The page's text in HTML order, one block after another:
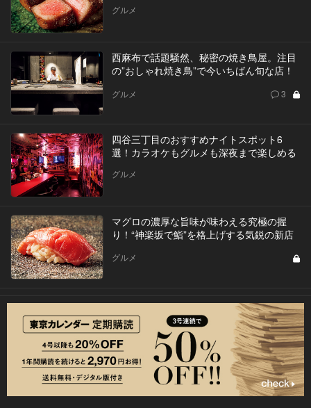
グルメ
西麻布で話題騒然、秘密の焼き鳥屋。注目
の”おしゃれ焼き鳥”で今いちばん旬な店！
グルメ 3
四谷三丁目のおすすめナイトスポット6
選！カラオケもグルメも深夜まで楽しめる
グルメ
マグロの濃厚な旨味が味わえる究極の握
り！“神楽坂で鮨”を格上げする気鋭の新店
グルメ